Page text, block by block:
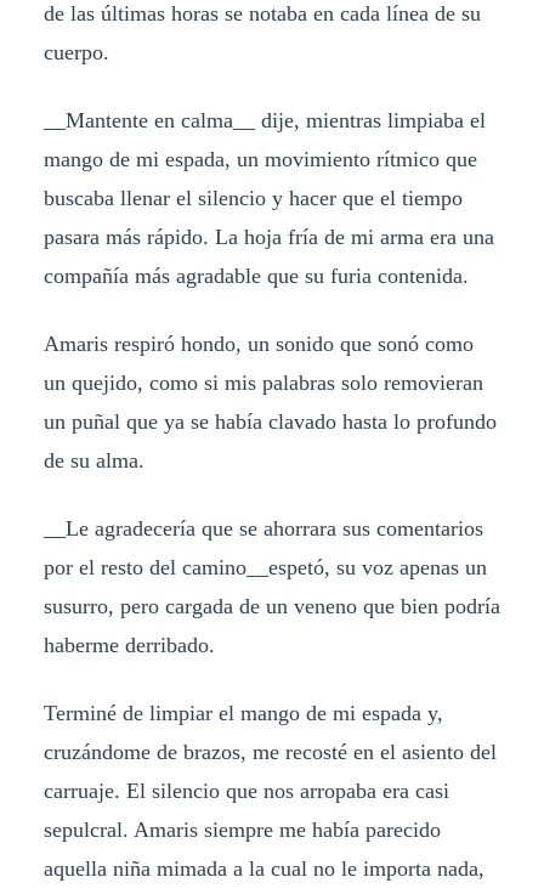
de las últimas horas se notaba en cada línea de su
cuerpo.
__Mantente en calma__ dije, mientras limpiaba el
mango de mi espada, un movimiento rítmico que
buscaba llenar el silencio y hacer que el tiempo
pasara más rápido. La hoja fría de mi arma era una
compañía más agradable que su furia contenida.
Amaris respiró hondo, un sonido que sonó como
un quejido, como si mis palabras solo removieran
un puñal que ya se había clavado hasta lo profundo
de su alma.
__Le agradecería que se ahorrara sus comentarios
por el resto del camino__espetó, su voz apenas un
susurro, pero cargada de un veneno que bien podría
haberme derribado.
Terminé de limpiar el mango de mi espada y,
cruzándome de brazos, me recosté en el asiento del
carruaje. El silencio que nos arropaba era casi
sepulcral. Amaris siempre me había parecido
aquella niña mimada a la cual no le importa nada,